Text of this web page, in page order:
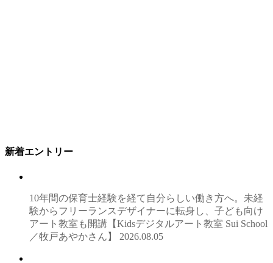
新着エントリー
10年間の保育士経験を経て自分らしい働き方へ。未経
験からフリーランスデザイナーに転身し、子ども向け
アート教室も開講【Kidsデジタルアート教室 Sui School
／牧戸あやかさん】 2026.08.05